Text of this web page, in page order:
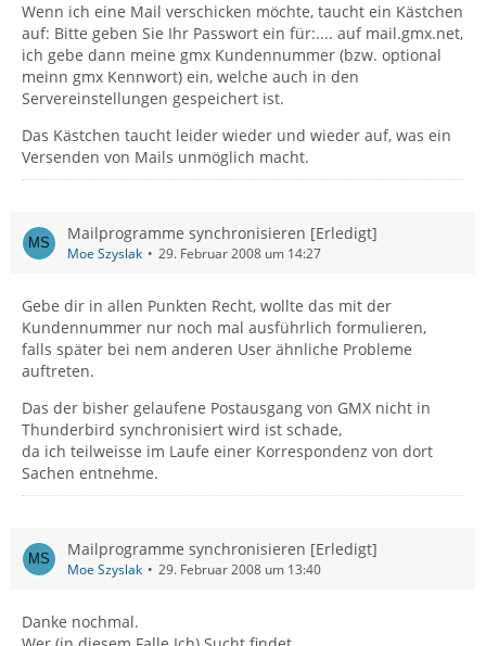
Wenn ich eine Mail verschicken möchte, taucht ein Kästchen
auf: Bitte geben Sie Ihr Passwort ein für:.... auf mail.gmx.net,
ich gebe dann meine gmx Kundennummer (bzw. optional
meinn gmx Kennwort) ein, welche auch in den
Servereinstellungen gespeichert ist.
Das Kästchen taucht leider wieder und wieder auf, was ein
Versenden von Mails unmöglich macht.
Mailprogramme synchronisieren [Erledigt]
Moe Szyslak 29. Februar 2008 um 14:27
Gebe dir in allen Punkten Recht, wollte das mit der
Kundennummer nur noch mal ausführlich formulieren,
falls später bei nem anderen User ähnliche Probleme
auftreten.
Das der bisher gelaufene Postausgang von GMX nicht in
Thunderbird synchronisiert wird ist schade,
da ich teilweisse im Laufe einer Korrespondenz von dort
Sachen entnehme.
Mailprogramme synchronisieren [Erledigt]
Moe Szyslak 29. Februar 2008 um 13:40
Danke nochmal.